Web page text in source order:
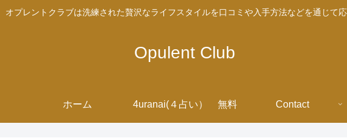
オプレントクラブは洗練された贅沢なライフスタイルを口コミや入手方法などを通じて応
Opulent Club
ホーム 4uranai(４占い） 無料 Contact